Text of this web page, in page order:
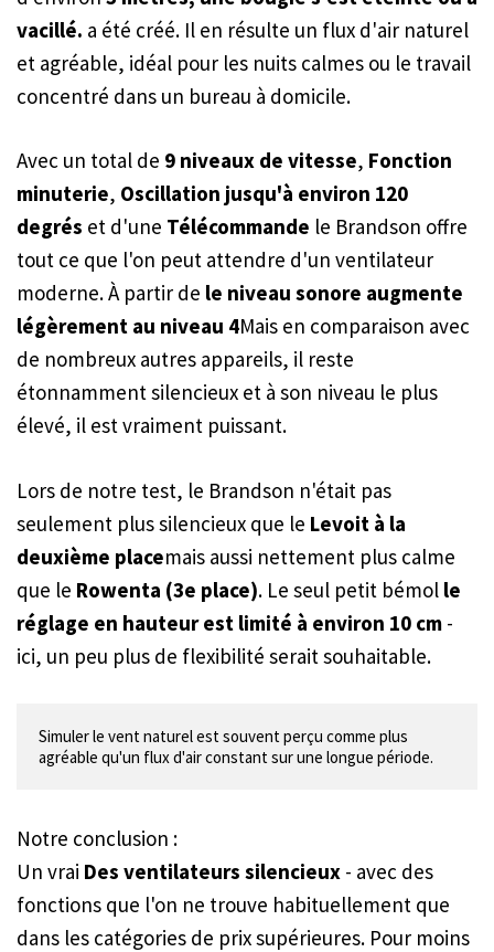
vacillé. a été créé. Il en résulte un flux d'air naturel
et agréable, idéal pour les nuits calmes ou le travail
concentré dans un bureau à domicile.
Avec un total de 9 niveaux de vitesse, Fonction
minuterie, Oscillation jusqu'à environ 120
degrés et d'une Télécommande le Brandson offre
tout ce que l'on peut attendre d'un ventilateur
moderne. À partir de le niveau sonore augmente
légèrement au niveau 4Mais en comparaison avec
de nombreux autres appareils, il reste
étonnamment silencieux et à son niveau le plus
élevé, il est vraiment puissant.
Lors de notre test, le Brandson n'était pas
seulement plus silencieux que le Levoit à la
deuxième placemais aussi nettement plus calme
que le Rowenta (3e place). Le seul petit bémol le
réglage en hauteur est limité à environ 10 cm -
ici, un peu plus de flexibilité serait souhaitable.
Simuler le vent naturel est souvent perçu comme plus
agréable qu'un flux d'air constant sur une longue période.
Notre conclusion :
Un vrai Des ventilateurs silencieux - avec des
fonctions que l'on ne trouve habituellement que
dans les catégories de prix supérieures. Pour moins